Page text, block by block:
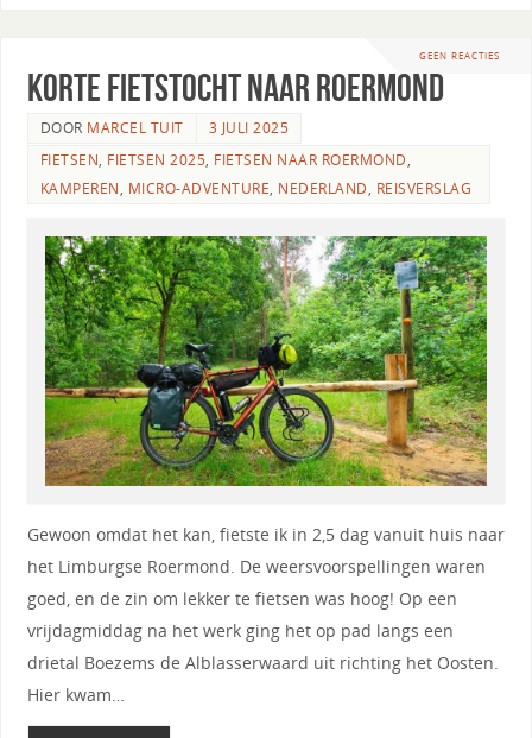
GEEN REACTIES
Korte fietstocht naar Roermond
DOOR MARCEL TUIT
3 JULI 2025
FIETSEN, FIETSEN 2025, FIETSEN NAAR ROERMOND,
KAMPEREN, MICRO-ADVENTURE, NEDERLAND, REISVERSLAG
Gewoon omdat het kan, fietste ik in 2,5 dag vanuit huis naar
het Limburgse Roermond. De weersvoorspellingen waren
goed, en de zin om lekker te fietsen was hoog! Op een
vrijdagmiddag na het werk ging het op pad langs een
drietal Boezems de Alblasserwaard uit richting het Oosten.
Hier kwam…